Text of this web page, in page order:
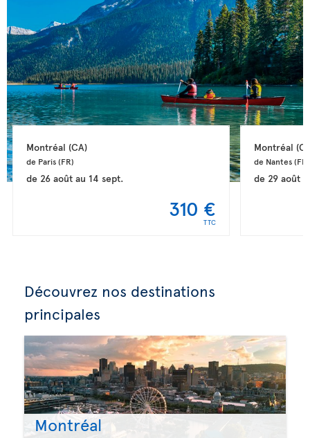
Montréal (CA)
de Paris (FR)
de 26 aoûtau 14 sept.
310 €
TTC
Montréal
de Nantes (FR)
de 29 août
Découvrez nos destinations
principales
Montréal